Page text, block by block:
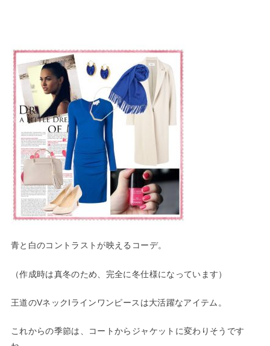
青と白のコントラストが映えるコーデ。
（作成時は真冬のため、完全に冬仕様になっています）
王道のVネックIラインワンピースは大活躍なアイテム。
これからの季節は、コートからジャケットに変わりそうです